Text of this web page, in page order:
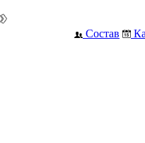
Состав